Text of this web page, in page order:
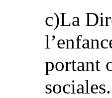
c)La
portant
sociales.